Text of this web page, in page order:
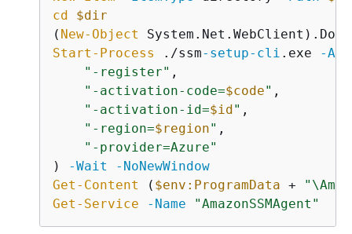
cd
$dir
( New-Object
Start-Process
./ssm-setup-cli .exe
-
"-register" ,
"-activation-code=$code" ,
"-activation-id=$id" ,
"-region=$region" ,
"-provider=Azure"
)
-Wait
-NoNewWindow
Get-Content
( $env:ProgramData +
Get-Service
-Name "AmazonSSMAgent"